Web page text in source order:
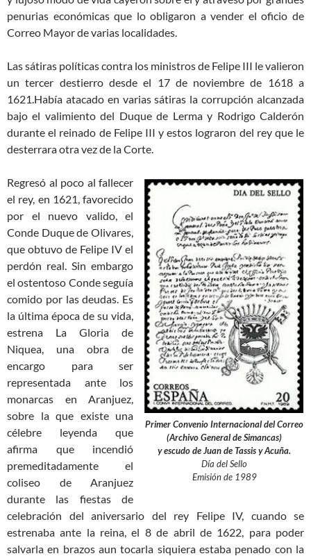
penurias económicas que lo obligaron a vender el oficio de
Correo Mayor de varias localidades.
Las sátiras políticas contra los ministros de Felipe III le valieron
un tercer destierro desde el 17 de noviembre de 1618 a
1621.Había atacado en varias sátiras la corrupción alcanzada
bajo el valimiento del Duque de Lerma y Rodrigo Calderón
durante el reinado de Felipe III y estos lograron del rey que le
desterrara otra vez de la Corte.
Primer Convenio Internacional del Correo
(Archivo General de Simancas)
y escudo de Juan de Tassis y Acuña.
Día del Sello
Emisión de 1989
Regresó al poco al fallecer
el rey, en 1621, favorecido
por el nuevo valido, el
Conde Duque de Olivares,
que obtuvo de Felipe IV el
perdón real. Sin embargo
el ostentoso Conde seguía
comido por las deudas. Es
la última época de su vida,
estrena La Gloria de
Niquea, una obra de
encargo para ser
representada ante los
monarcas en Aranjuez,
sobre la que existe una
célebre leyenda que
afirma que incendió
premeditadamente el
coliseo de Aranjuez
durante las fiestas de
celebración del aniversario del rey Felipe IV, cuando se
estrenaba ante la reina, el 8 de abril de 1622, para poder
salvarla en brazos aun tocarla siquiera estaba penado con la